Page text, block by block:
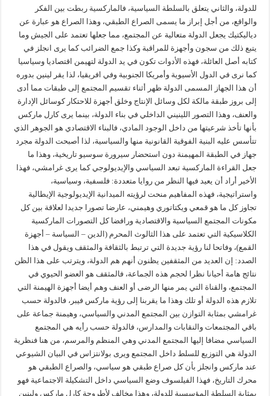
للدولة، والثاني يتعلق بالسلطة السياسية، فالماركسية ربطت بين الفكر
والواقع، من أجل إبراز ما يسمى الصراع الطبقي، وهذا الصراع هو عبارة عن
دياليكتيك يجعل الدولة متعالية عن المجتمع، مما جعلها تعتمد على الجيش وما
يتبع ذلك من سجون وأجهزة للمراقبة وكذا جمع الضرائب كما يرى انجلز في
كتابه أصل العائلة، فهذه الأدوات تكون في يد الدولة لتهيمن اقتصاديا وسياسيا
كما نرى في الدول الأسيوية وأمريكا الجنوبية وفي افريقيا، لذا يقر لينين بدوره
أن هذا الجهاز المسمى الدولة ظهر أثناء تقسيم المجتمع إلى طبقات مما أدى
إلى بروز طبقة مالكة لكل وسائل الإنتاج وخلق أجهزة للاحتكار كوسائل الإدارة
والعنف، وهذا التصور اللينيني الداخلي في بناء الدولة، بينما يرى كارل ماركس
بأنها تأخذ شرعيتها من داخل الوجود المادي، فالبناء الاقتصادي هو الجوهر الذي
تتأسس عليه البنية الفوقية القانونية منها والسياسية، لذا أصبحت الدولة مجرد
جهاز في الطبقة المهيمنة دون استحضار سيرورة سوسيو تاريخية، وهذا ما
جعل القراءة الماركسية تبعد السياسي والإيديولوجي كما يرى غرامشي، فهذا
الأخير أراد أن يعيد فيها النظر من روايا متعددة: فلسفية، وسياسية،
واستراتيجية، فهذه المفاهيم منحت لرؤيته الميدانية الإيديولوجية الإيطالية
تجاوز كل ما هو قمعي ويكتاتوري وهيمني، عارضا تصورا جديدا لعلاقة بين كل
مكونات المجتمع السياسية والاقتصادية ورافضا كل التصورات الماركسية
الكلاسيكية التي تعتمد على هذا الثالوث المحرم (الدين – السياسة – أجهزة
القمع)، وفاتحا لنا رؤية جديدة التي ترتبط بالثقافة والمثقف ويقول في هذا
الصدد: إن العديد من المثقفين يظنون أنهم هم الدولة، ويترتب على هذا الظن
نتائج هامة أحيانا نظرا لحجم هذه الجماعة، فالمثقف هو العضو الحيوي في
المجتمع، والقناة التي يمر منها الرضى أو العنف وهم أيضا أجهزة الهيمنة التي
تلازم هذه الدولة أو تلك وهذا ما يقربنا إلى رؤية ماركس فيبر، فالدولة حسب
غرامشي بمثابة التوازن بين المجتمع المدني والسياسي، وهيمنة جماعة على
باقي المجتمعات والنقابات والمدارس، فالدولة حسب رأيه هي المجتمع
السياسي مضافا إليها المجتمع المدني وهي المنظم والمرسم، من هنا فنظرية
الدولة هي التوزيع للسلط داخل المجتمع ويرى بولانتزاس في البيان الشيوعي
عند ماركس وانجلز بأن كل صراع طبقي هو سياسي، والصراع الطبقي هو
محرك التاريخ، فهذا الفيلسوف وضع السياسي داخل التشكيلة الاجتماعية فهو
بمثابة السلطة المؤسسية للدولة، وهذا مخالف لأطروحة كارل ماركس ولينين